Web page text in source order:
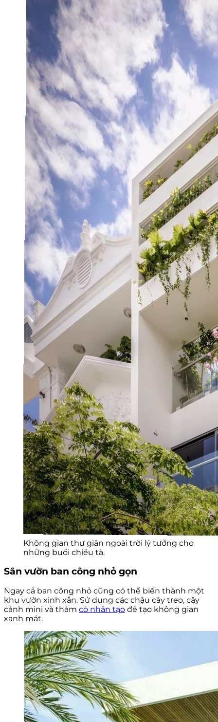
Không gian thư giãn ngoài trời lý tưởng cho
những buổi chiều tà.
Sân vườn ban công nhỏ gọn
Ngay cả ban công nhỏ cũng có thể biến thành một
khu vườn xinh xắn. Sử dụng các chậu cây treo, cây
cảnh mini và thảm cỏ nhân tạo để tạo không gian
xanh mát.